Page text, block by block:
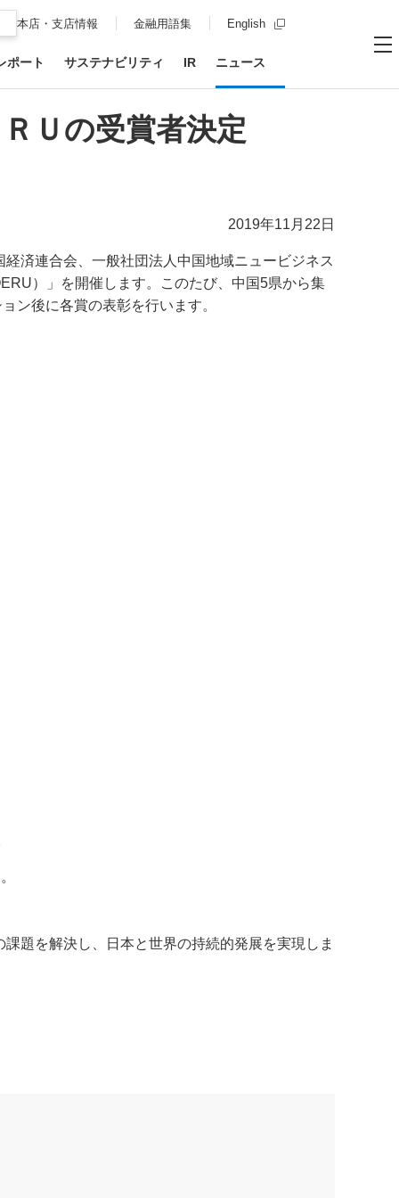
本店・支店情報 金融用語集 English 新規ウィンドウを開
ポート サステナビリティ IR ニュース
Ｕの受賞者決定
2019年11月22日
済連合会、一般社団法人中国地域ニュービジネス
）」を開催します。このたび、中国5県から集
ン後に各賞の表彰を行います。
題を解決し、日本と世界の持続的発展を実現しま